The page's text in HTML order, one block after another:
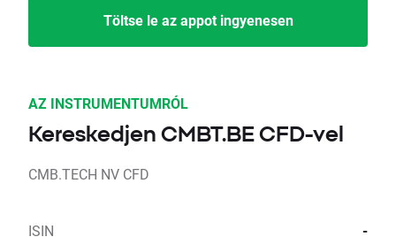
Töltse le az appot ingyenesen
AZ INSTRUMENTUMRÓL
Kereskedjen CMBT.BE CFD-vel
CMB.TECH NV CFD
ISIN -